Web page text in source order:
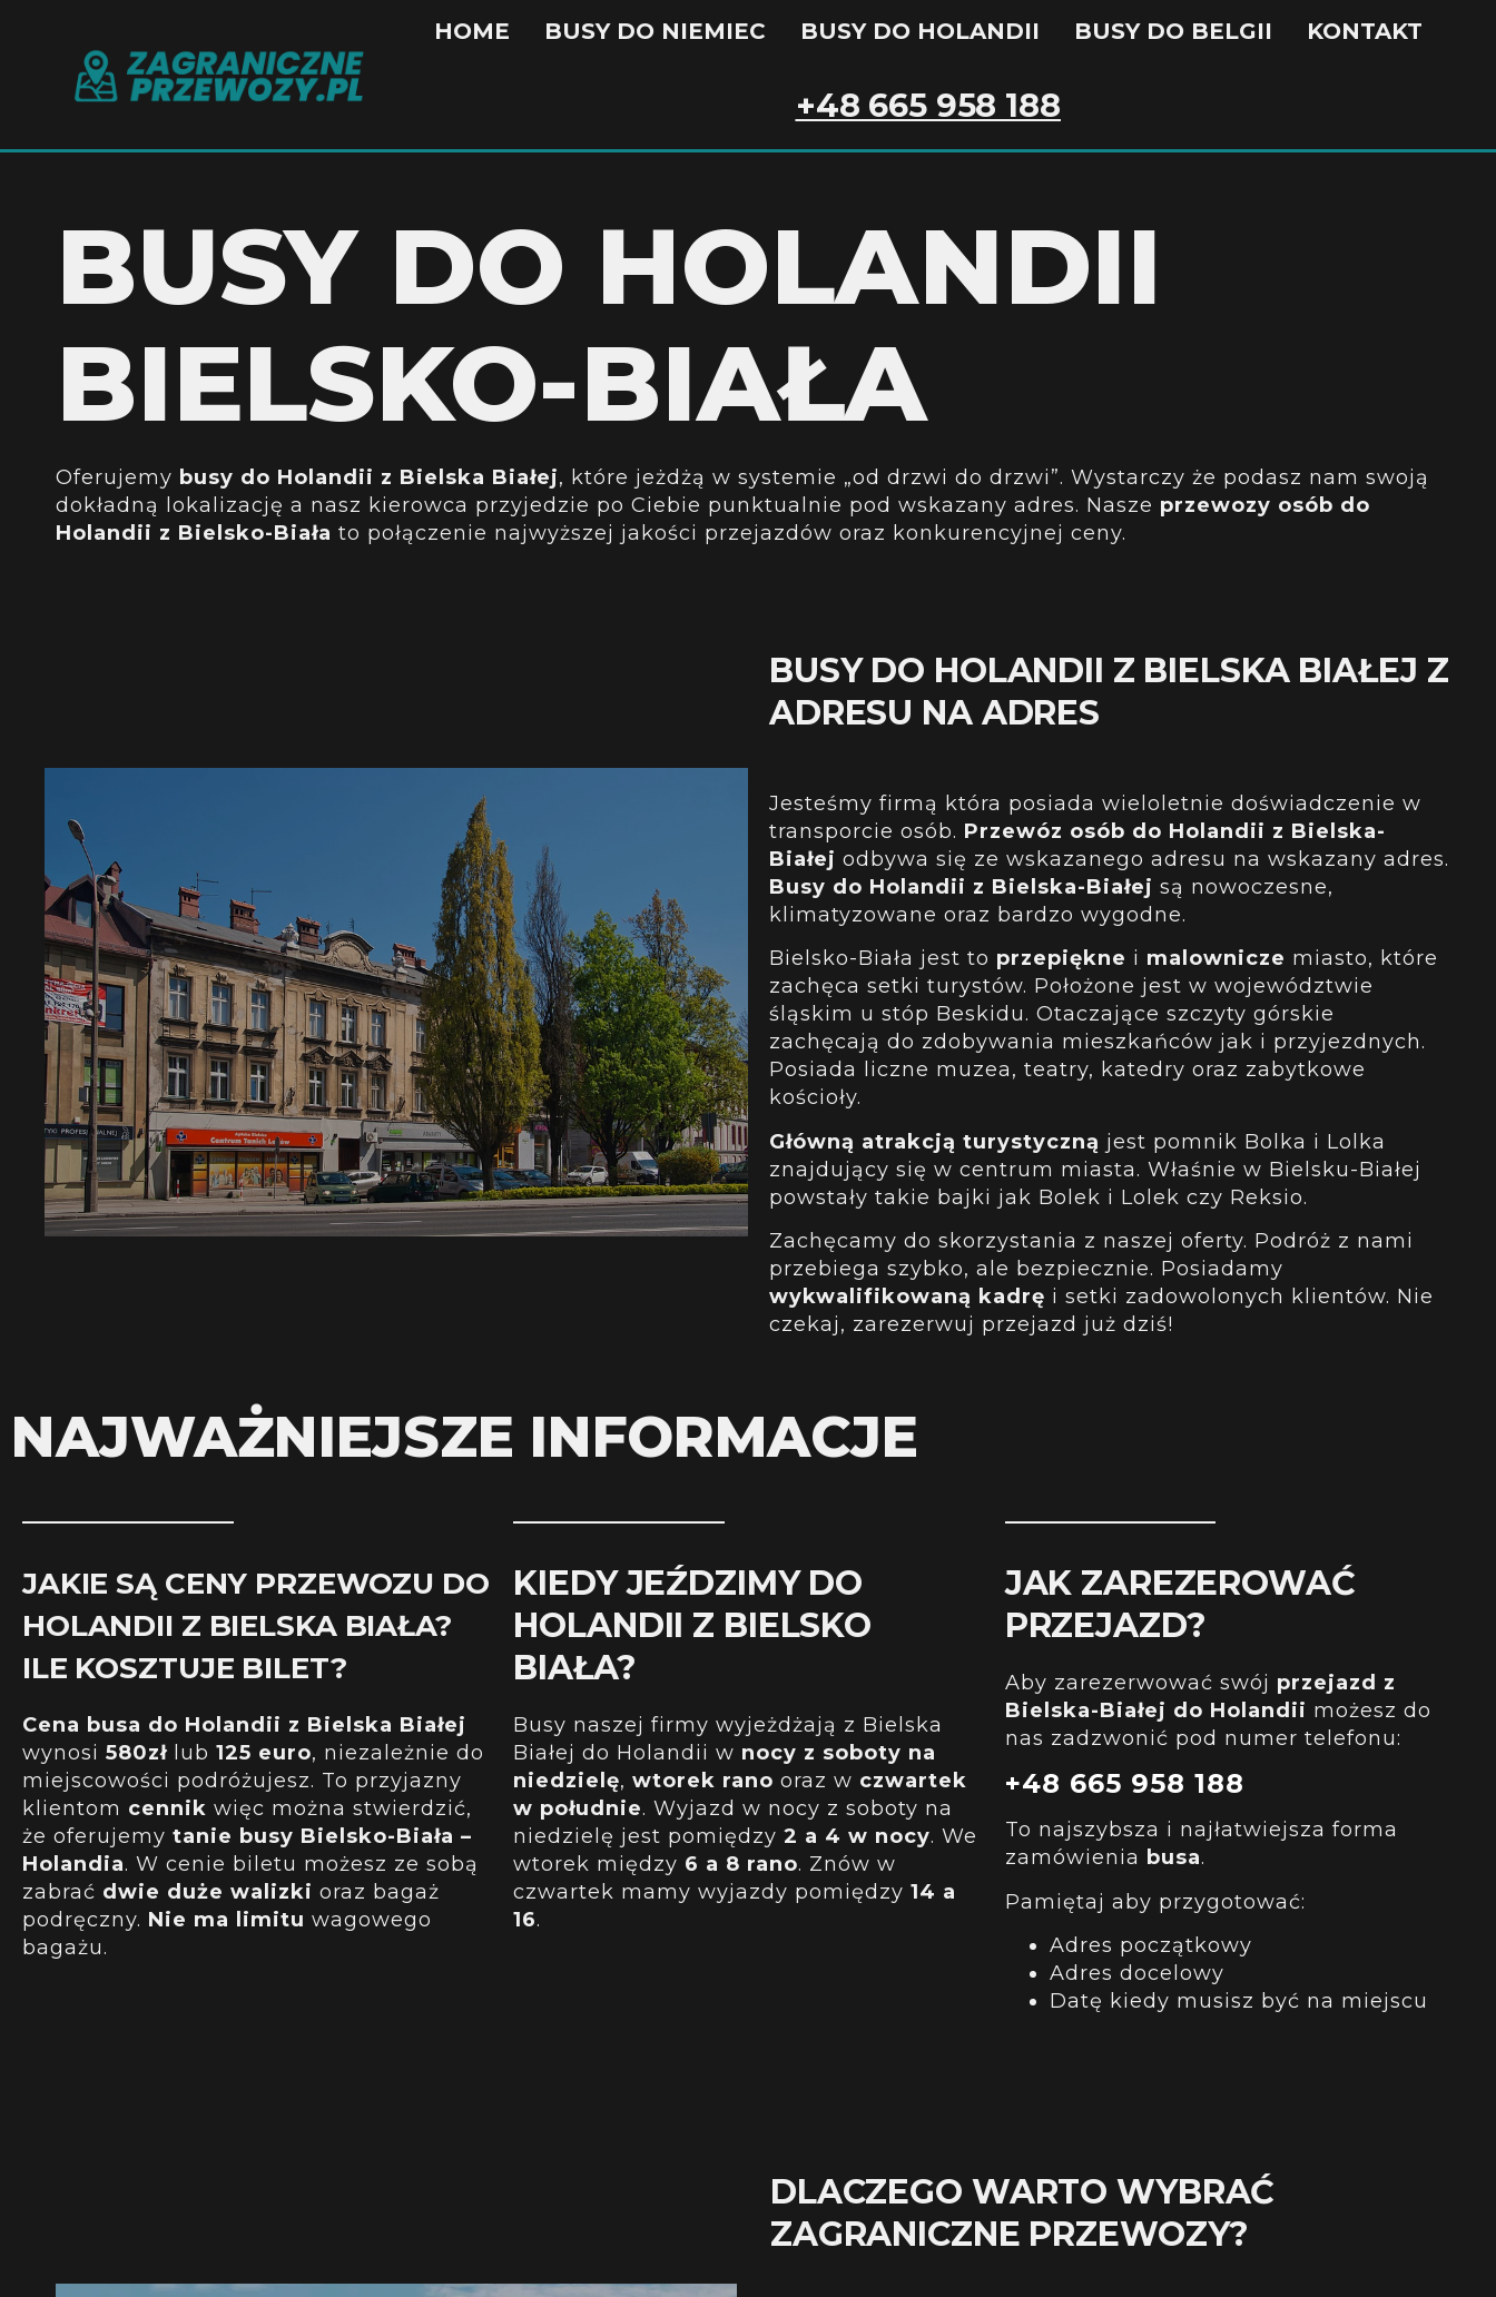
HOME BUSY DO NIEMIEC BUSY DO HOLANDII BUSY DO BELGII KONTAKT
+48 665 958 188
BUSY DO HOLANDII
BIELSKO-BIAŁA
Oferujemy busy do Holandii z Bielska Białej, które jeżdżą w systemie „od drzwi do drzwi”. Wystarczy że podasz nam swoją
dokładną lokalizację a nasz kierowca przyjedzie po Ciebie punktualnie pod wskazany adres. Nasze przewozy osób do
Holandii z Bielsko-Białato połączenie najwyższej jakości przejazdów oraz konkurencyjnej ceny.
BUSY DO HOLANDII Z BIELSKA BIAŁEJ Z
ADRESU NA ADRES
Jesteśmy firmą która posiada wieloletnie doświadczenie w
transporcie osób. Przewóz osób do Holandii z Bielska-
Białej odbywa się ze wskazanego adresu na wskazany adres.
Busy do Holandii z Bielska-Białej są nowoczesne,
klimatyzowane oraz bardzo wygodne.
Bielsko-Biała jest to przepiękne i malownicze miasto, które
zachęca setki turystów. Położone jest w województwie
śląskim u stóp Beskidu. Otaczające szczyty górskie
zachęcają do zdobywania mieszkańców jak i przyjezdnych.
Posiada liczne muzea, teatry, katedry oraz zabytkowe
kościoły.
Główną atrakcją turystyczną jest pomnik Bolka i Lolka
znajdujący się w centrum miasta. Właśnie w Bielsku-Białej
powstały takie bajki jak Bolek i Lolek czy Reksio.
Zachęcamy do skorzystania z naszej oferty. Podróż z nami
przebiega szybko, ale bezpiecznie. Posiadamy
wykwalifikowaną kadrę i setki zadowolonych klientów. Nie
czekaj, zarezerwuj przejazd już dziś!
NAJWAŻNIEJSZE INFORMACJE
JAKIE SĄ CENY PRZEWOZU DO
HOLANDII Z BIELSKA BIAŁA?
ILE KOSZTUJE BILET?
Cena busa do Holandii z Bielska Białej
wynosi 580zł lub 125 euro, niezależnie do
miejscowości podróżujesz. To przyjazny
klientom cennik więc można stwierdzić,
że oferujemy tanie busy Bielsko-Biała –
Holandia. W cenie biletu możesz ze sobą
zabrać dwie duże walizki oraz bagaż
podręczny. Nie ma limitu wagowego
bagażu.
KIEDY JEŹDZIMY DO
HOLANDII Z BIELSKO
BIAŁA?
Busy naszej firmy wyjeżdżają z Bielska
Białej do Holandii w nocy z soboty na
niedzielę, wtorek rano oraz w czwartek
w południe. Wyjazd w nocy z soboty na
niedzielę jest pomiędzy2 a 4 w nocy. We
wtorek między 6 a 8 rano. Znów w
czwartek mamy wyjazdy pomiędzy 14 a
16.
JAK ZAREZEROWAĆ
PRZEJAZD?
Aby zarezerwować swój przejazd z
Bielska-Białej do Holandii możesz do
nas zadzwonić pod numer telefonu:
+48 665 958 188
To najszybsza i najłatwiejsza forma
zamówienia busa.
Pamiętaj aby przygotować:
Adres początkowy
Adres docelowy
Datę kiedy musisz być na miejscu
DLACZEGO WARTO WYBRAĆ
ZAGRANICZNE PRZEWOZY?